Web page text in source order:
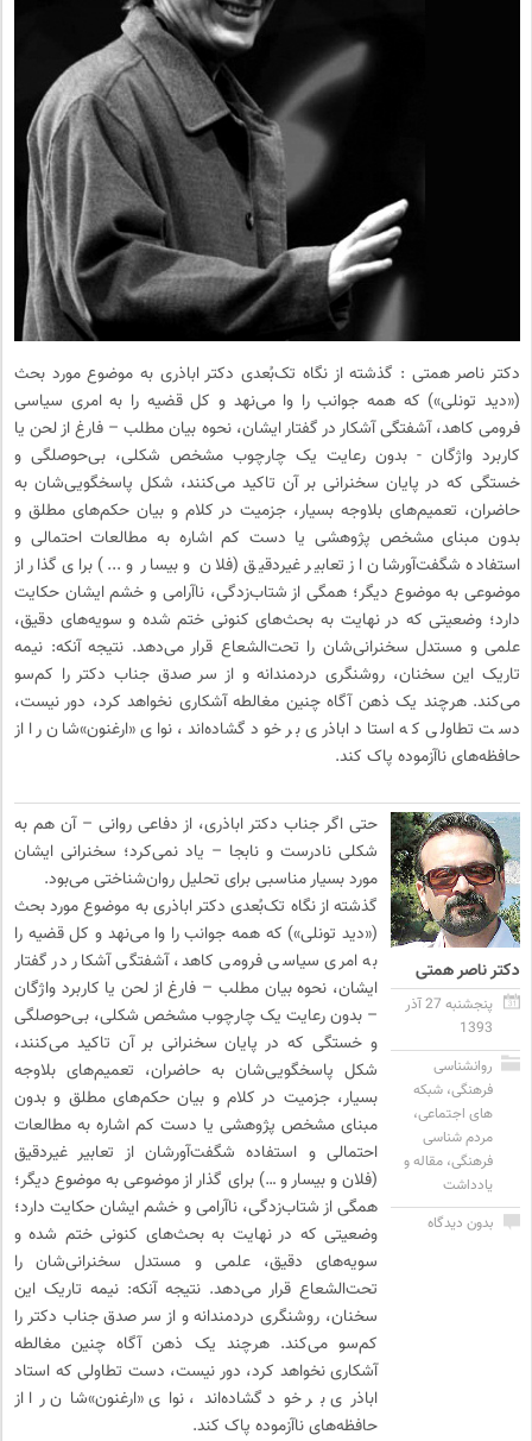
دکتر ناصر همتی : گذشته از نگاه تک‌بُعدی دکتر اباذری به موضوع مورد بحث
(«دید تونلی») که همه جوانب را وا می‌نهد و کل قضیه را به امری سیاسی
فرومی کاهد، آشفتگی آشکار در گفتار ایشان، نحوه بیان مطلب – فارغ از لحن یا
کاربرد واژگان - بدون رعایت یک چارچوب مشخص شکلی، بی‌حوصلگی و
خستگی که در پایان سخنرانی بر آن تاکید می‌کنند، شکل پاسخگویی‌شان به
حاضران، تعمیم‌های بلاوجه بسیار، جزمیت در کلام و بیان حکم‌های مطلق و
بدون مبنای مشخص پژوهشی یا دست کم اشاره به مطالعات احتمالی و
استفاده شگفت‌آورشان از تعابیر غیردقیق (فلان و بیسار و ...) برای گذار از
موضوعی به موضوع دیگر؛ همگی از شتاب‌زدگی، ناآرامی و خشم ایشان حکایت
دارد؛ وضعیتی که در نهایت به بحث‌های کنونی ختم شده و سویه‌های دقیق،
علمی و مستدل سخنرانی‌شان را تحت‌الشعاع قرار می‌دهد. نتیجه آنکه: نیمه
تاریک این سخنان، روشنگری دردمندانه و از سر صدق جناب دکتر را کم‌سو
می‌کند. هرچند یک ذهن آگاه چنین مغالطه آشکاری نخواهد کرد، دور نیست،
دست تطاولی که استاد اباذری بر خود گشاده‌اند، نوای «ارغنون»شان را از
حافظه‌های ناآزموده پاک کند.
دکتر ناصر همتی
پنجشنبه 27 آذر
1393
روانشناسی
فرهنگی، شبکه
های اجتماعی،
مردم شناسی
فرهنگی، مقاله و
یادداشت
بدون دیدگاه
حتی اگر جناب دکتر اباذری، از دفاعی روانی – آن هم به
شکلی نادرست و نابجا – یاد نمی‌کرد؛ سخنرانی ایشان
مورد بسیار مناسبی برای تحلیل روان‌شناختی می‌بود.
گذشته از نگاه تک‌بُعدی دکتر اباذری به موضوع مورد بحث
(«دید تونلی») که همه جوانب را وا می‌نهد و کل قضیه را
به امری سیاسی فرومی کاهد، آشفتگی آشکار در گفتار
ایشان، نحوه بیان مطلب – فارغ از لحن یا کاربرد واژگان
– بدون رعایت یک چارچوب مشخص شکلی، بی‌حوصلگی
و خستگی که در پایان سخنرانی بر آن تاکید می‌کنند،
شکل پاسخگویی‌شان به حاضران، تعمیم‌های بلاوجه
بسیار، جزمیت در کلام و بیان حکم‌های مطلق و بدون
مبنای مشخص پژوهشی یا دست کم اشاره به مطالعات
احتمالی و استفاده شگفت‌آورشان از تعابیر غیردقیق
(فلان و بیسار و …) برای گذار از موضوعی به موضوع دیگر؛
همگی از شتاب‌زدگی، ناآرامی و خشم ایشان حکایت دارد؛
وضعیتی که در نهایت به بحث‌های کنونی ختم شده و
سویه‌های دقیق، علمی و مستدل سخنرانی‌شان را
تحت‌الشعاع قرار می‌دهد. نتیجه آنکه: نیمه تاریک این
سخنان، روشنگری دردمندانه و از سر صدق جناب دکتر را
کم‌سو می‌کند. هرچند یک ذهن آگاه چنین مغالطه
آشکاری نخواهد کرد، دور نیست، دست تطاولی که استاد
اباذری بر خود گشاده‌اند، نوای «ارغنون»شان را از
حافظه‌های ناآزموده پاک کند.